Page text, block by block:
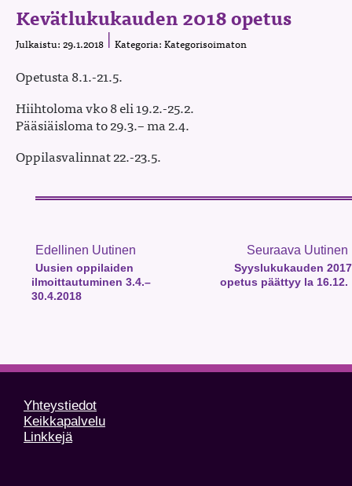
Kevätlukukauden 2018 opetus
Julkaistu: 29.1.2018 Kategoria: Kategorisoimaton
Opetusta 8.1.-21.5.
Hiihtoloma vko 8 eli 19.2.-25.2.
Pääsiäisloma to 29.3.– ma 2.4.
Oppilasvalinnat 22.-23.5.
Edellinen Uutinen
Uusien oppilaiden
ilmoittautuminen 3.4.–
30.4.2018
Seuraava Uutinen
Syyslukukauden 2017
opetus päättyy la 16.12.
Yhteystiedot
Keikkapalvelu
Linkkejä